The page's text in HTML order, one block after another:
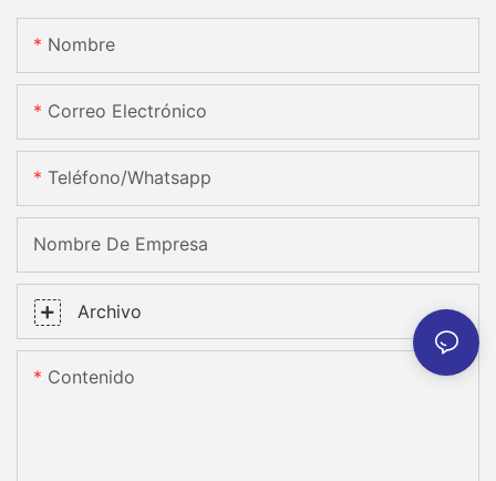
Nombre
Correo Electrónico
Teléfono/whatsapp
Nombre De Empresa
Archivo
Contenido